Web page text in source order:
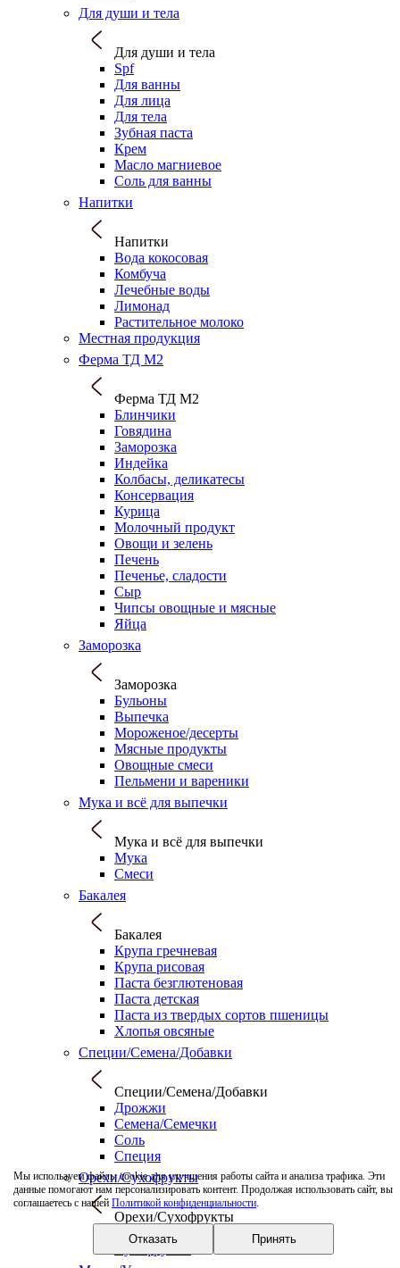
Мы используем файлы cookie для улучшения работы сайта и анализа трафика. Эти
данные помогают нам персонализировать контент. Продолжая использовать сайт, вы
соглашаетесь с нашей Политикой конфиденциальности.
Отказать Принять
Для души и тела
Для души и тела
Spf
Для ванны
Для лица
Для тела
Зубная паста
Крем
Масло магниевое
Соль для ванны
Напитки
Напитки
Вода кокосовая
Комбуча
Лечебные воды
Лимонад
Растительное молоко
Местная продукция
Ферма ТД М2
Ферма ТД М2
Блинчики
Говядина
Заморозка
Индейка
Колбасы, деликатесы
Консервация
Курица
Молочный продукт
Овощи и зелень
Печень
Печенье, сладости
Сыр
Чипсы овощные и мясные
Яйца
Заморозка
Заморозка
Бульоны
Выпечка
Мороженое/десерты
Мясные продукты
Овощные смеси
Пельмени и вареники
Мука и всё для выпечки
Мука и всё для выпечки
Мука
Смеси
Бакалея
Бакалея
Крупа гречневая
Крупа рисовая
Паста безглютеновая
Паста детская
Паста из твердых сортов пшеницы
Хлопья овсяные
Специи/Семена/Добавки
Специи/Семена/Добавки
Дрожжи
Семена/Семечки
Соль
Специя
Орехи/Сухофрукты
Орехи/Сухофрукты
Орехи